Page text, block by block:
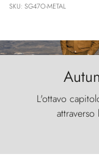
SKU: SG47O-METAL
L'ottavo
primordiale,
furia
cielo